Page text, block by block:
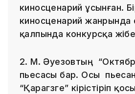
киносценарий ұсынған.
киносценарий жанрында
қалпында конкурсқа
2. М. Әуезовтың
пьесасы бар. Осы
“Қарагөзге” кірістіріп